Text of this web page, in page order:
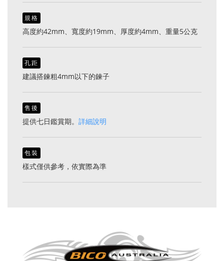
規格
高度約42mm、寬度約19mm、厚度約4mm、重量5公克
孔距
建議搭鍊粗4mm以下的鍊子
售後
提供七日鑑賞期。 詳細說明
包裝
樣式僅供參考，依實際為準